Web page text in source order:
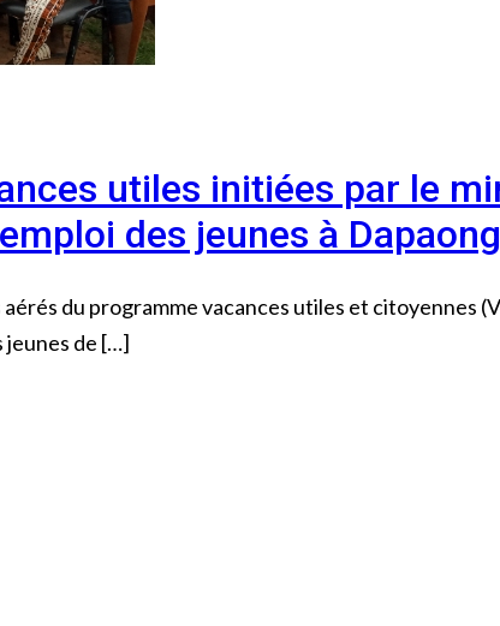
utiles initiées par le
des jeunes à Dapaong
du programme vacances utiles et citoyennes
jeunes de […]